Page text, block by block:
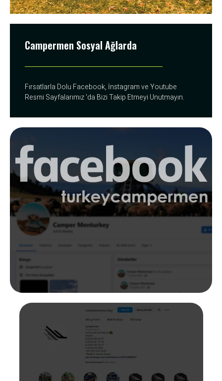
Campermen Sosyal Ağlarda
Fırsatlarla Dolu Facebook, İnstagram ve Youtube
Resmi Sayfalarımız 'da Bizi Takip Etmeyi Unutmayın.